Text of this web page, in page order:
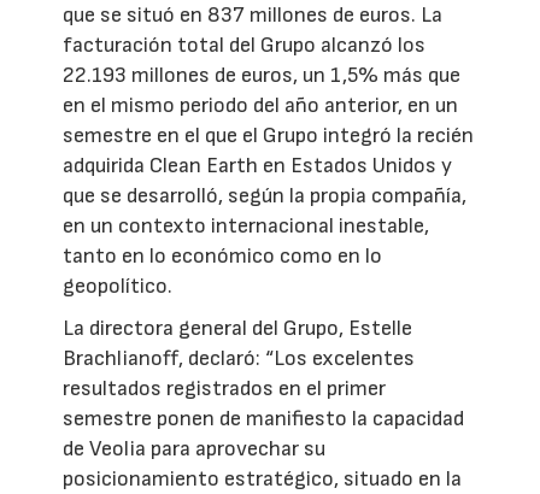
que se situó en 837 millones de euros. La
facturación total del Grupo alcanzó los
22.193 millones de euros, un 1,5% más que
en el mismo periodo del año anterior, en un
semestre en el que el Grupo integró la recién
adquirida Clean Earth en Estados Unidos y
que se desarrolló, según la propia compañía,
en un contexto internacional inestable,
tanto en lo económico como en lo
geopolítico.
La directora general del Grupo, Estelle
Brachlianoff, declaró: “Los excelentes
resultados registrados en el primer
semestre ponen de manifiesto la capacidad
de Veolia para aprovechar su
posicionamiento estratégico, situado en la